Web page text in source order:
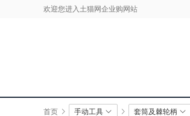
欢迎您进入土猫网企业购网站
首页 手动工具 套筒及棘轮柄